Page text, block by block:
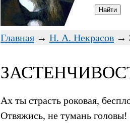
Главная → Н. А. Некрасов →
Ах ты страсть роковая,
Отвяжись, не тумань головы!